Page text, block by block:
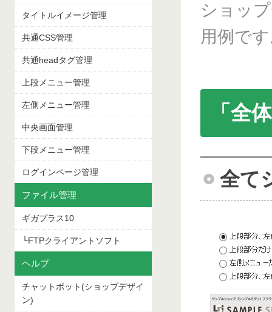
タイトルイメージ管理
共通CSS管理
共通headタグ管理
上段メニュー管理
左側メニュー管理
中央画面管理
下段メニュー管理
ログインページ管理
ファイル管理
ギガプラス10
└FTPクライアントソフト
ヘルプ
チャットボット(ショップデザイ
ン)
ショッ
用例で
「全
全て